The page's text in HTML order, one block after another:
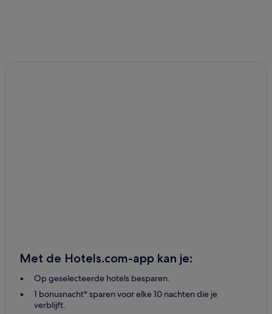
Met de Hotels.com-app kan je:
Op geselecteerde hotels besparen.
1 bonusnacht* sparen voor elke 10 nachten die je
verblijft.